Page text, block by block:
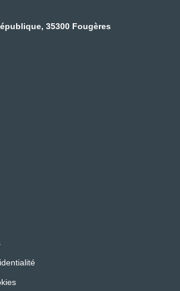
35300 Fougères